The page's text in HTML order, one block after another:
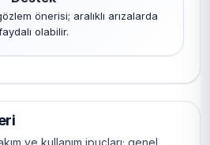
önerisi; aralıklı arızalarda
olabilir.